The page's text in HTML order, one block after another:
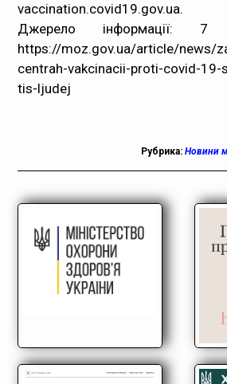
vaccination.covid19.gov.ua.
Джерело інформації: 7
https://moz.gov.ua/article/news/
centrah-vakcinacii-proti-covid-19-
tis-ljudej
Рубрика: Новини